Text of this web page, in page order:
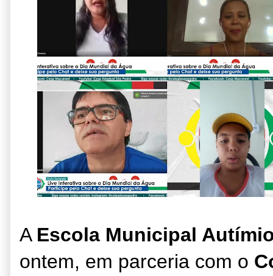
A Escola Municipal
ontem, em parceria com o